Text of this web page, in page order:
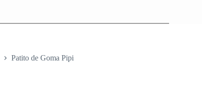
Patito de Goma Pipi